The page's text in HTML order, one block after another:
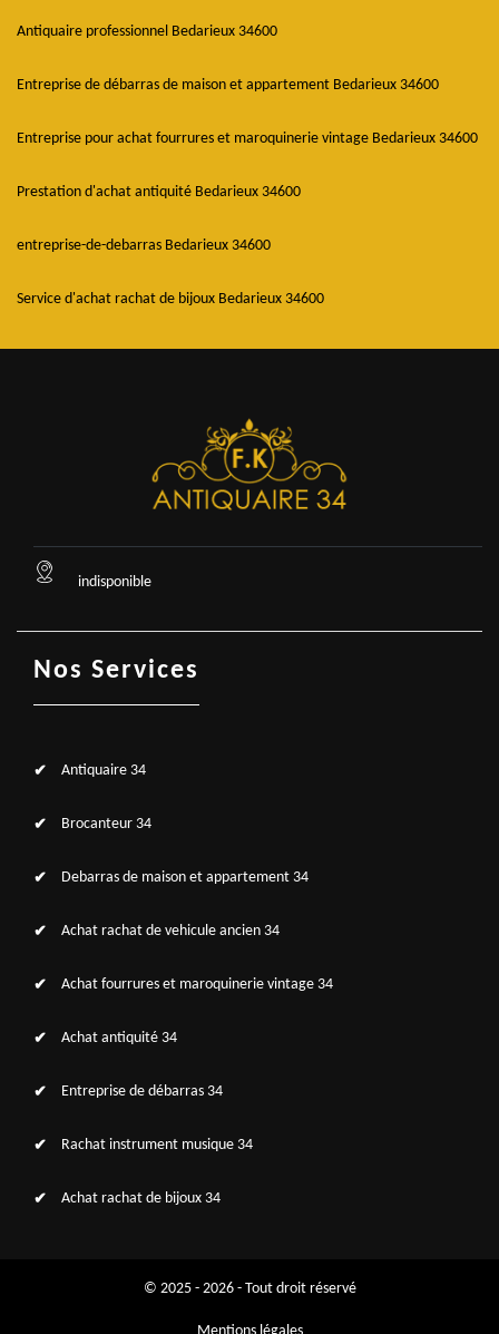
Antiquaire professionnel Bedarieux 34600
Entreprise de débarras de maison et appartement Bedarieux 34600
Entreprise pour achat fourrures et maroquinerie vintage Bedarieux 34600
Prestation d'achat antiquité Bedarieux 34600
entreprise-de-debarras Bedarieux 34600
Service d'achat rachat de bijoux Bedarieux 34600
indisponible
Nos Services
Antiquaire 34
Brocanteur 34
Debarras de maison et appartement 34
Achat rachat de vehicule ancien 34
Achat fourrures et maroquinerie vintage 34
Achat antiquité 34
Entreprise de débarras 34
Rachat instrument musique 34
Achat rachat de bijoux 34
© 2025 - 2026 - Tout droit réservé